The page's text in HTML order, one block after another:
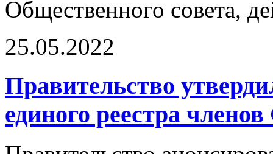
Общественного совета,
25.05.2022
Правительство
единого реестра